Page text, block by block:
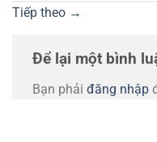
Tiếp theo →
Để lại một bình
Bạn phải đăng nhập